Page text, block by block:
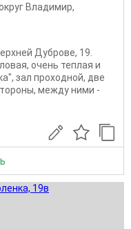
Владимир,
Дуброве, 19.
очень теплая и
зал проходной, две
между ними -